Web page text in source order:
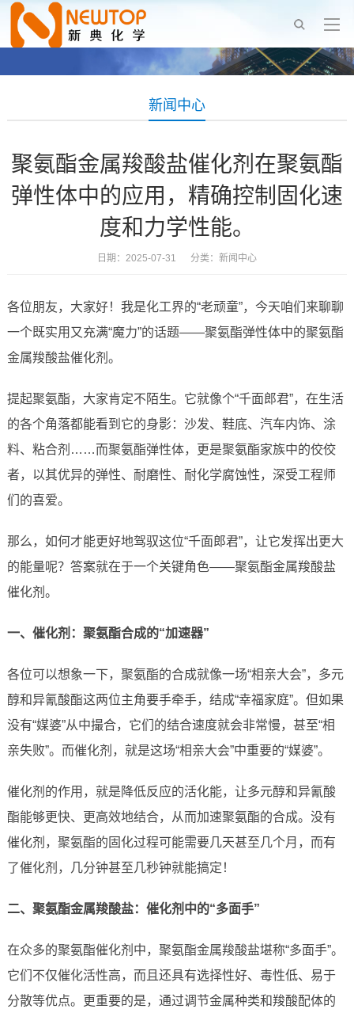
新闻中心
聚氨酯金属羧酸盐催化剂在聚氨酯
弹性体中的应用，精确控制固化速
度和力学性能。
日期：2025-07-31 分类： 新闻中心
各位朋友，大家好！我是化工界的“老顽童”，今天咱们来聊聊
一个既实用又充满“魔力”的话题——聚氨酯弹性体中的聚氨酯
金属羧酸盐催化剂。
提起聚氨酯，大家肯定不陌生。它就像个“千面郎君”，在生活
的各个角落都能看到它的身影：沙发、鞋底、汽车内饰、涂
料、粘合剂……而聚氨酯弹性体，更是聚氨酯家族中的佼佼
者，以其优异的弹性、耐磨性、耐化学腐蚀性，深受工程师
们的喜爱。
那么，如何才能更好地驾驭这位“千面郎君”，让它发挥出更大
的能量呢？答案就在于一个关键角色——聚氨酯金属羧酸盐
催化剂。
一、催化剂：聚氨酯合成的“加速器”
各位可以想象一下，聚氨酯的合成就像一场“相亲大会”，多元
醇和异氰酸酯这两位主角要手牵手，结成“幸福家庭”。但如果
没有“媒婆”从中撮合，它们的结合速度就会非常慢，甚至“相
亲失败”。而催化剂，就是这场“相亲大会”中重要的“媒婆”。
催化剂的作用，就是降低反应的活化能，让多元醇和异氰酸
酯能够更快、更高效地结合，从而加速聚氨酯的合成。没有
催化剂，聚氨酯的固化过程可能需要几天甚至几个月，而有
了催化剂，几分钟甚至几秒钟就能搞定！
二、聚氨酯金属羧酸盐：催化剂中的“多面手”
在众多的聚氨酯催化剂中，聚氨酯金属羧酸盐堪称“多面手”。
它们不仅催化活性高，而且还具有选择性好、毒性低、易于
分散等优点。更重要的是，通过调节金属种类和羧酸配体的